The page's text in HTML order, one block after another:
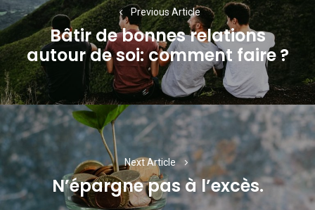
l’article
Previous Article
Previous
post:
Bâtir de bonnes relations
autour de soi: comment faire ?
Next Article
Next
post:
N’épargne pas à l’excès.